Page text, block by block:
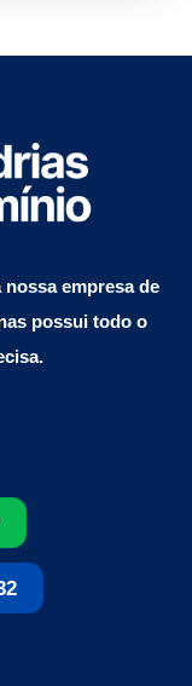
nossa empresa de
possui todo o